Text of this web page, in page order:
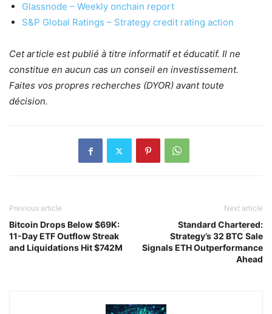
Glassnode – Weekly onchain report
S&P Global Ratings – Strategy credit rating action
Cet article est publié à titre informatif et éducatif. Il ne
constitue en aucun cas un conseil en investissement.
Faites vos propres recherches (DYOR) avant toute
décision.
Previous article
Bitcoin Drops Below $69K:
11-Day ETF Outflow Streak
and Liquidations Hit $742M
Next article
Standard Chartered:
Strategy’s 32 BTC Sale
Signals ETH Outperformance
Ahead